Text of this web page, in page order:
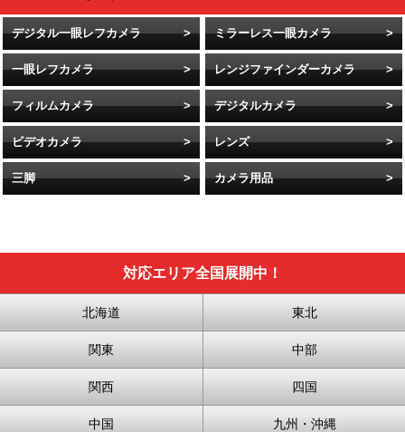
デジタル一眼レフカメラ ミラーレス一眼カメラ
一眼レフカメラ レンジファインダーカメラ
フィルムカメラ デジタルカメラ
ビデオカメラ レンズ
三脚 カメラ用品
対応エリア全国展開中！
北海道 東北
関東 中部
関西 四国
中国 九州・沖縄